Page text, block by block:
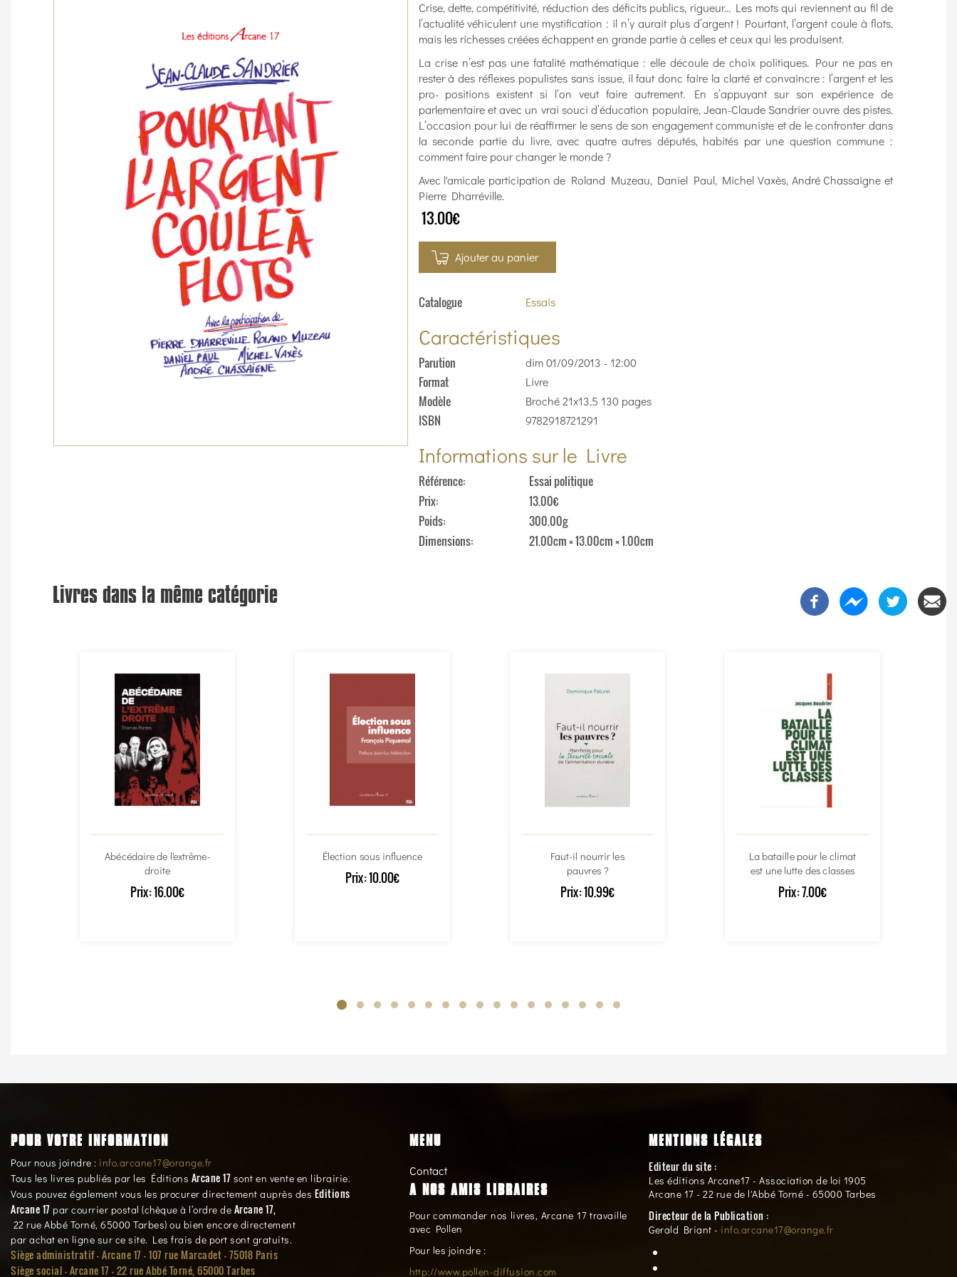
Crise, dette, compétitivité, réduction des déficits publics, rigueur... Les mots qui reviennent au fil de
l’actualité véhiculent une mystification : il n’y aurait plus d’argent ! Pourtant, l’argent coule à flots,
mais les richesses créées échappent en grande partie à celles et ceux qui les produisent.
La crise n’est pas une fatalité mathématique : elle découle de choix politiques. Pour ne pas en
rester à des réflexes populistes sans issue, il faut donc faire la clarté et convaincre : l’argent et les
pro- positions existent si l’on veut faire autrement. En s’appuyant sur son expérience de
parlementaire et avec un vrai souci d’éducation populaire, Jean-Claude Sandrier ouvre des pistes.
L’occasion pour lui de réaffirmer le sens de son engagement communiste et de le confronter dans
la seconde partie du livre, avec quatre autres députés, habités par une question commune :
comment faire pour changer le monde ?
Avec l'amicale participation de Roland Muzeau, Daniel Paul, Michel Vaxès, André Chassaigne et
Pierre Dharréville.
13.00€
Ajouter au panier
Catalogue Essais
Caractéristiques
Parution dim 01/09/2013 - 12:00
Format Livre
Modèle Broché 21x13,5 130 pages
ISBN 9782918721291
Informations sur le Livre
Référence
Essai politique
Prix
13.00€
Poids
300.00g
Dimensions
21.00cm × 13.00cm × 1.00cm
Livres dans la même catégorie
Abécédaire de l'extrême-
droite
Prix:16.00€
Élection sous influence
Prix:10.00€
Faut-il nourrir les
pauvres ?
Prix:10.99€
La bataille pour le climat
est une lutte des classes
Prix:7.00€
POUR VOTRE INFORMATION
Pour nous joindre : info.arcane17@orange.fr
Tous les livres publiés par les Éditions Arcane 17 sont en vente en librairie.
Vous pouvez également vous les procurer directement auprès des Editions
Arcane 17 par courrier postal (chèque à l’ordre de Arcane 17,
22 rue Abbé Torné, 65000 Tarbes) ou bien encore directement
par achat en ligne sur ce site. Les frais de port sont gratuits.
Siège administratif - Arcane 17 - 107 rue Marcadet - 75018 Paris
Siège social -Arcane 17 - 22 rue Abbé Torné, 65000 Tarbes
MENU
Contact
A NOS AMIS LIBRAIRES
Pour commander nos livres, Arcane 17 travaille
avec Pollen
Pour les joindre :
http://www.pollen-diffusion.com
MENTIONS LÉGALES
Editeur du site :
Les éditions Arcane17 - Association de loi 1905
Arcane 17 - 22 rue de l'Abbé Torné - 65000 Tarbes
Directeur de la Publication :
Gerald Briant - info.arcane17@orange.fr